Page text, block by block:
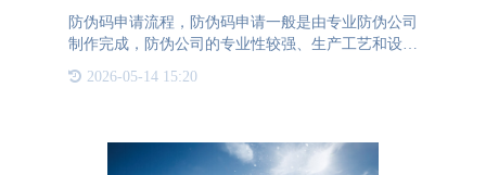
防伪码申请流程，防伪码申请一般是由专业防伪公司
制作完成，防伪公司的专业性较强、生产工艺和设备
申请生产制作主要是底材印刷、防伪码生成、防伪码
2026-05-14 15:20